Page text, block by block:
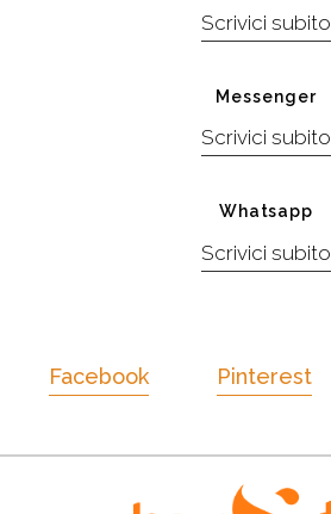
Scrivici subito
Messenger
Scrivici subito
Whatsapp
Scrivici subito
Facebook Pinterest